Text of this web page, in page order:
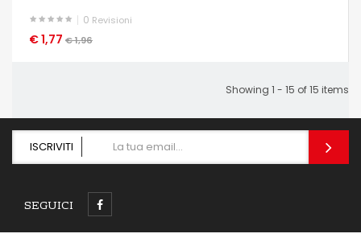
0 Revisioni
€ 1,77 € 1,96
OCCHIATA VELOCE
Showing 1 - 15 of 15 items
ISCRIVITI
SEGUICI